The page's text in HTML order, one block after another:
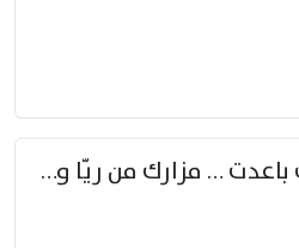
حننت إلى ريّا ونفسك باعدت … مزارك من ريّا وشعباكما معا